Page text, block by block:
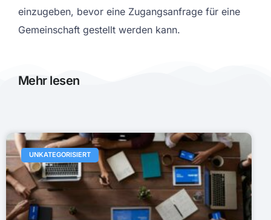
einzugeben, bevor eine Zugangsanfrage für eine
Gemeinschaft gestellt werden kann.
Mehr lesen
UNKATEGORISIERT